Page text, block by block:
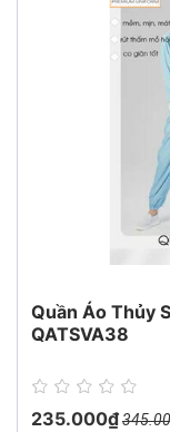
Quần Áo Thủy
QATSVA38
235.000₫